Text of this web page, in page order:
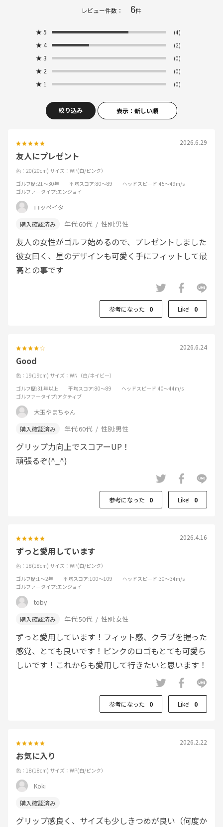
レビュー件数： 6件
★ 5 (4)
★ 4 (2)
★ 3 (0)
★ 2 (0)
★ 1 (0)
絞り込み 表示：新しい順
2026.6.29
友人にプレゼント
色：20(20cm) サイズ：WP(白/ピンク）
ゴルフ歴:21～30年 平均スコア:80～89 ヘッドスピード:45～49m/s
ゴルファータイプ:エンジョイ
ロッペイタ
年代:60代 性別:男性
友人の女性がゴルフ始めるので、プレゼントしました
彼女曰く、星のデザインも可愛く手にフィットして最
高との事です
参考になった 0 Like! 0
2026.6.24
Good
色：19(19cm) サイズ：WN（白/ネイビー）
ゴルフ歴:31年以上 平均スコア:80～89 ヘッドスピード:40～44m/s
ゴルファータイプ:アクティブ
大玉やまちゃん
年代:60代 性別:男性
グリップ力向上でスコアーUP！
頑張るぞ(^_^)
参考になった 0 Like! 0
2026.4.16
ずっと愛用しています
色：18(18cm) サイズ：WP(白/ピンク）
ゴルフ歴:1～2年 平均スコア:100～109 ヘッドスピード:30～34m/s
ゴルファータイプ:エンジョイ
toby
年代:50代 性別:女性
ずっと愛用しています！フィット感、クラブを握った
感覚、とても良いです！ピンクのロゴもとても可愛ら
しいです！これからも愛用して行きたいと思います！
参考になった 0 Like! 0
2026.2.22
お気に入り
色：18(18cm) サイズ：WP(白/ピンク）
Koki
グリップ感良く、サイズも少しきつめが良い（何度か